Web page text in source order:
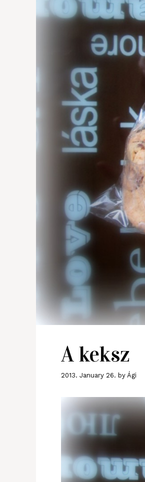
A keksz
2013. January 26. by Ági